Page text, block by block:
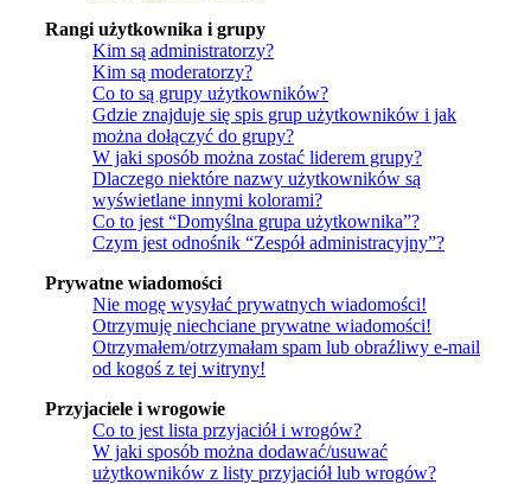
Rangi użytkownika i grupy
Kim są administratorzy?
Kim są moderatorzy?
Co to są grupy użytkowników?
Gdzie znajduje się spis grup użytkowników i jak
można dołączyć do grupy?
W jaki sposób można zostać liderem grupy?
Dlaczego niektóre nazwy użytkowników są
wyświetlane innymi kolorami?
Co to jest “Domyślna grupa użytkownika”?
Czym jest odnośnik “Zespół administracyjny”?
Prywatne wiadomości
Nie mogę wysyłać prywatnych wiadomości!
Otrzymuję niechciane prywatne wiadomości!
Otrzymałem/otrzymałam spam lub obraźliwy e-mail
od kogoś z tej witryny!
Przyjaciele i wrogowie
Co to jest lista przyjaciół i wrogów?
W jaki sposób można dodawać/usuwać
użytkowników z listy przyjaciół lub wrogów?